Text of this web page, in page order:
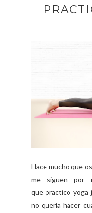
Hace mucho que
me siguen por
que practico yoga
no quería hacer